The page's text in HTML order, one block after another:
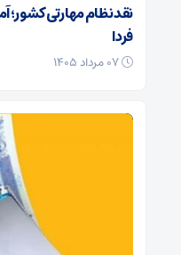
نقد نظام مهارتی کشور؛
فردا